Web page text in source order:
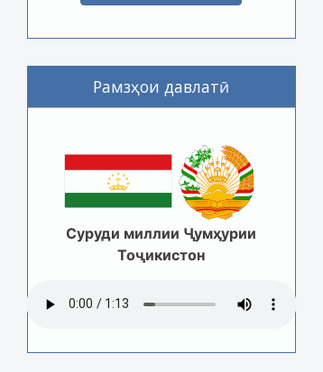
Рамзҳои давлатӣ
Суруди миллии Ҷумҳурии
Тоҷикистон